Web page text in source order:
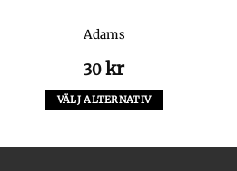
Adams
30 kr
VÄLJ ALTERNATIV